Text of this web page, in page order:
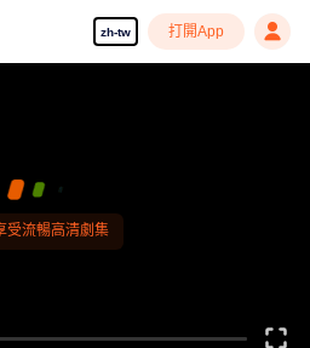
zh-tw 打開App
受流暢高清劇集